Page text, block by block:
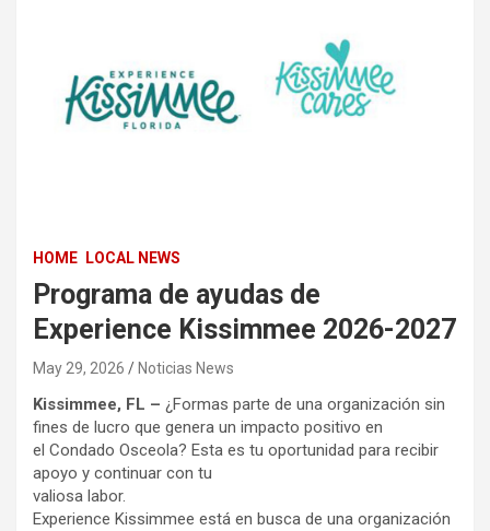
HOME LOCAL NEWS
Programa de ayudas de
Experience Kissimmee 2026-2027
May 29, 2026 Noticias News
Kissimmee, FL – ¿Formas parte de una organización sin
fines de lucro que genera un impacto positivo en
el Condado Osceola? Esta es tu oportunidad para recibir
apoyo y continuar con tu
valiosa labor.
Experience Kissimmee está en busca de una organización